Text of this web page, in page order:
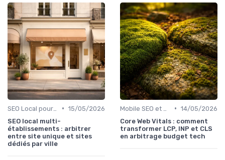
• 15/05/2026
SEO local multi-
établissements : arbitrer
entre site unique et sites
dédiés par ville
• 14/05/2026
Core Web Vitals : comment
transformer LCP, INP et CLS
en arbitrage budget tech